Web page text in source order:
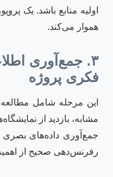
اولیه منابع باشد. یک
هموار می‌کند.
۳. جمع‌آوری
فکری پروژه
این مرحله شامل مطالعه
مشابه، بازدید از
جمع‌آوری داده‌های
رفرنس‌دهی صحیح از